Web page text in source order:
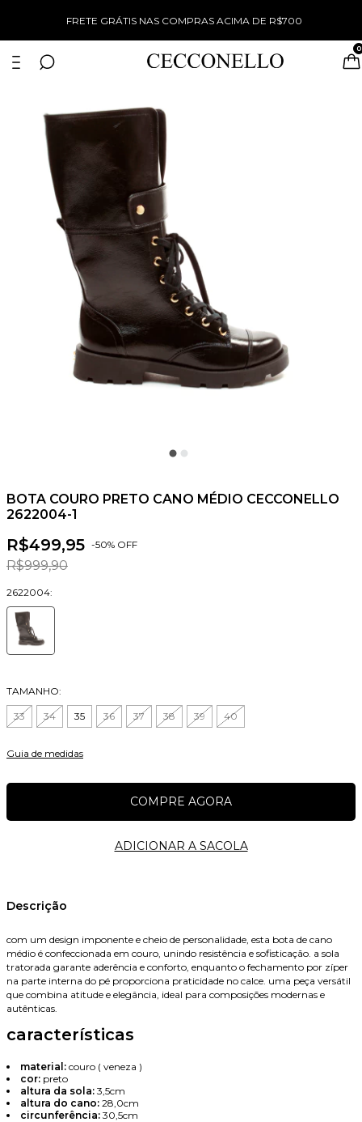
FRETE GRÁTIS NAS COMPRAS ACIMA DE R$700
0
BOTA COURO PRETO CANO MÉDIO CECCONELLO
2622004-1
R$499,95 -50% OFF
R$999,90
2622004:
TAMANHO:
33 34 35 36 37 38 39 40
Guia de medidas
E-mail
Celular
Descrição
com um design imponente e cheio de personalidade, esta bota de cano
médio é confeccionada em couro, unindo resistência e sofisticação. a sola
tratorada garante aderência e conforto, enquanto o fechamento por zíper
na parte interna do pé proporciona praticidade no calce. uma peça versátil
que combina atitude e elegância, ideal para composições modernas e
autênticas.
características
material: couro ( veneza )
cor: preto
altura da sola: 3,5cm
altura do cano: 28,0cm
circunferência: 30,5cm